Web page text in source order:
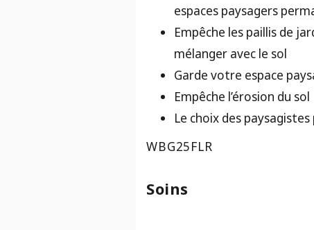
espaces paysagers
Empêche les paillis de
mélanger avec le sol
Garde votre espace
Empêche l’érosion du sol
Le choix des
WBG25FLR
Soins